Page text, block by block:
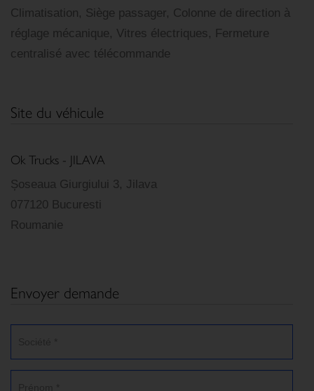
Climatisation, Siège passager, Colonne de direction à
réglage mécanique, Vitres électriques, Fermeture
centralisé avec télécommande
Site du véhicule
Ok Trucks - JILAVA
Șoseaua Giurgiului 3, Jilava
077120 Bucuresti
Roumanie
Envoyer demande